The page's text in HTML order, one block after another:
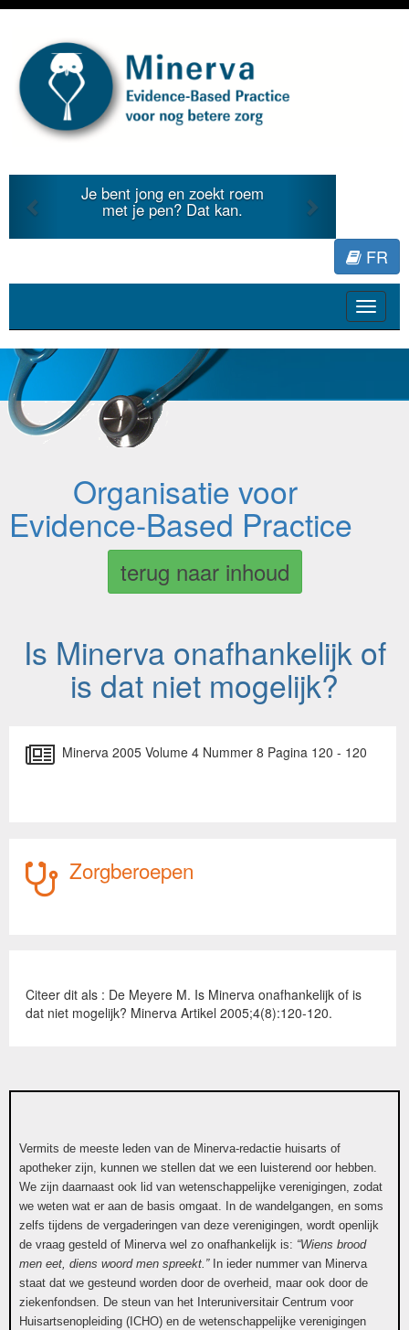
en zoekt roem
pen? Dat kan. literatuur voor
Previous
FR
Toggle
Organisatie voor
Evidence-Based Practice
terug naar inhoud
Is Minerva onafhankelijk of
is dat niet mogelijk?
Minerva 2005 Volume 4 Nummer 8 Pagina 120 - 120
Zorgberoepen
Citeer dit als : De Meyere M. Is Minerva onafhankelijk of is
dat niet mogelijk? Minerva Artikel 2005;4(8):120-120.
Vermits de meeste leden van de Minerva-redactie huisarts of
apotheker zijn, kunnen we stellen dat we een luisterend oor hebben.
We zijn daarnaast ook lid van wetenschappelijke verenigingen, zodat
we weten wat er aan de basis omgaat. In de wandelgangen, en soms
zelfs tijdens de vergaderingen van deze verenigingen, wordt openlijk
de vraag gesteld of Minerva wel zo onafhankelijk is: “Wiens brood
men eet, diens woord men spreekt.” In ieder nummer van Minerva
staat dat we gesteund worden door de overheid, maar ook door de
ziekenfondsen. De steun van het Interuniversitair Centrum voor
Huisartsenopleiding (ICHO) en de wetenschappelijke verenigingen